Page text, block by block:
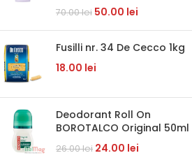
70.00lei 50.00 lei
Fusilli nr. 34 De Cecco 1kg
18.00 lei
Deodorant Roll On
BOROTALCO Original 50ml
26.00lei 24.00 lei